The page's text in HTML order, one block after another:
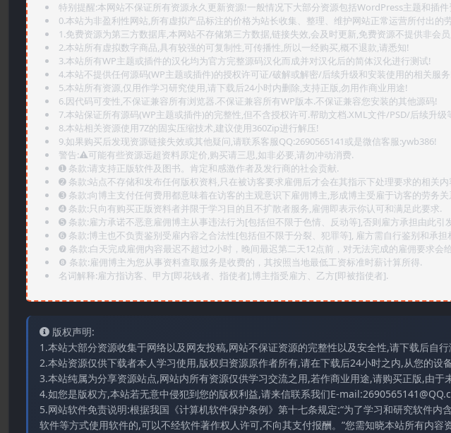
特别提醒:本网站不保证所有资源永久更新资源!一般情况下大部分资源包括WordPress主题和插
0.本站为非盈利性网站,所有虚拟产品标注的价格为站长收集、整理、维护网站正常运营所付出的
1.免费资源为第三方数据库,本网站不存储第三方数据,链接失效,会及时更新,免费资源不提供非会
2.本站所有虚拟数字商品,具有较强的可复制性,可传播性,所以一经购买,概不退款,请悉知!
3.本站所有WP主题或插件的汉化均为官方完整源码汉化而成并对汉化后的简体汉化进行测试!
4.本站不提供任何源码(WP主题或插件)的授权许可证/破解或解密/后续升级和安装使用的相关服务!
5.本站所有资源,仅用作学习研究使用,请下载后24小时内删除,支持正版,勿用作商业用途!
6.因代码可变性,不保证兼容所有浏览器.不保证兼容所有WP版本.不保证兼容您安装的其他源码!
7.本站保证所有源码(WP主题或插件)的完整性,但不含授权许可.帮助文档.XML文件/PSD/后续升级
8.本站相关资源使用7Z的固实压缩技术,建议使用360Zip进行解压!
9.如果购买后发现资源链接失效或其他疑问,请联系客服QQ:2690565141或是微信客服:ywb386!
警告:⚠️可能有些资源远超资料原定价,购买请三思,如非必要,请勿冲动消费.
➊️ 条款:请支持正版软件及图书。肯定和感激作者及发行商的社会贡献.
➋️ 条款:站点不存储和发布任何版权资料,只在被访客要求雇佣后才会在其指示下处理要求的相关内
➌️ 条款:向博主支付任何费用都意味着在访客的主观意识下雇佣博主,形成博主受雇于访客的劳务关
➍️ 条款:只向有购买正版资料者并限于学习目的且不扩散者服务,雇佣即表示你认可和满足此要求.
➎ 条款:雇方承诺不恶意雇佣博主从事违法行为[包括但不限于色情、反动等],否则雇方承担由此引
➏️ 条款:博主也不负责鉴别受雇内容之合法性[包括但不限于分裂、犯罪等], 雇方需自行鉴别和承担
❼ 条款:白天完成雇佣内容最迟不超过2小时，晚间最迟第二天12点前，对无法完成的雇佣要求会
❽ 条款:雇佣博主为您从事资料查取服务是收费的，其按照当地最低工资标准时薪计算所得.
名词解释:雇方指访客、甲方[即花钱者、指使者],博主指受雇方、乙方[即被指使者].
版权声明:
1.本站大部分资源收集于网络以及网友投稿,网站不保证资源的完整性以及安全性,请下载后自行
2.本站资源仅供下载者本人学习使用,版权归资源原作者所有,请在下载后24小时之内,从您的设
3.本站纯属为分享资源站点,网站内所有资源仅供学习交流之用,若作商业用途,请购买正版,由于
4.如您是版权方,本站若无意中侵犯到您的版权利益,请来信联系我们E-
5.网站软件免责说明:根据我国《计算机软件保护条例》第十七条规定:“为了学习和研究软件
软件等方式使用软件的,可以不经软件著作权人许可,不向其支付报酬。”您需知晓本站所有内